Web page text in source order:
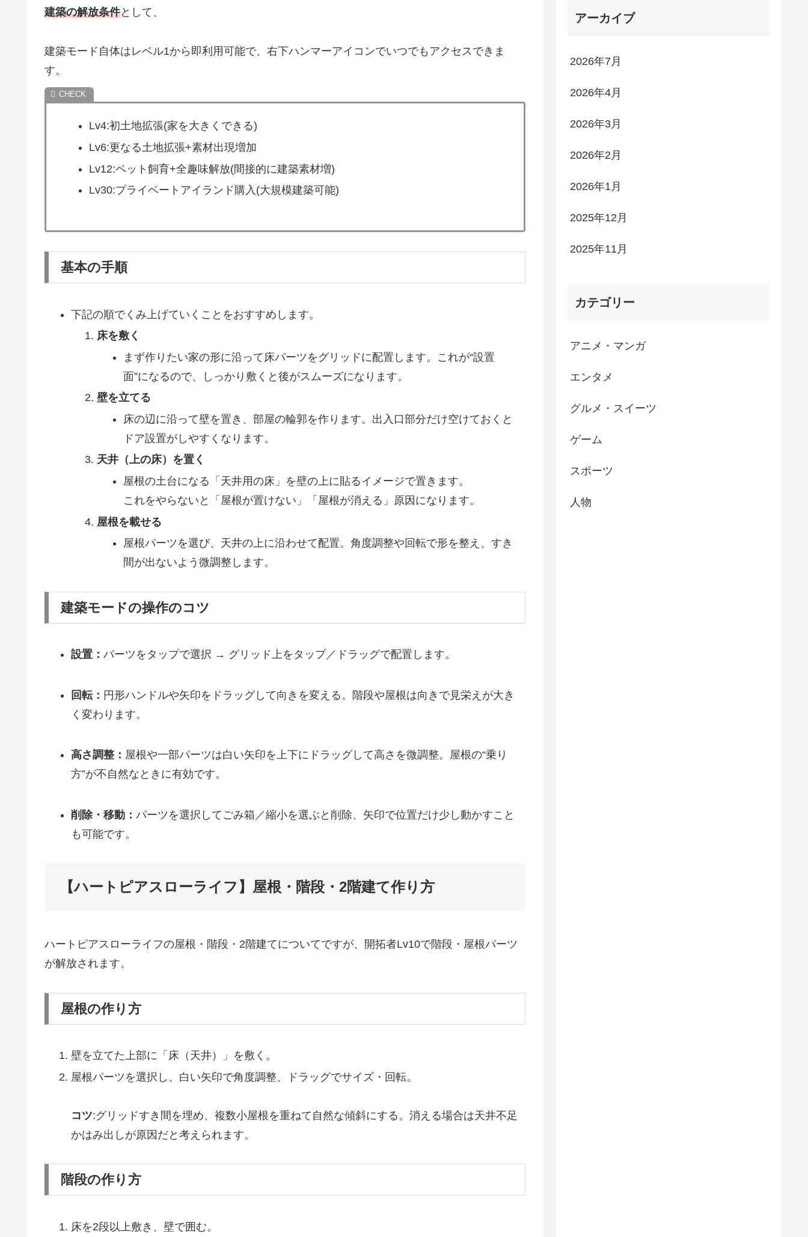
建築の解放条件として、
建築モード自体はレベル1から即利用可能で、右下ハンマーアイコンでいつでもアクセスできま
す。
Lv4:初土地拡張(家を大きくできる)
Lv6:更なる土地拡張+素材出現増加
Lv12:ペット飼育+全趣味解放(間接的に建築素材増)
​Lv30:プライベートアイランド購入(大規模建築可能)
基本の手順
下記の順でくみ上げていくことをおすすめします。
床を敷く
まず作りたい家の形に沿って床パーツをグリッドに配置します。これが“設置
面”になるので、しっかり敷くと後がスムーズになります。
壁を立てる
床の辺に沿って壁を置き、部屋の輪郭を作ります。出入口部分だけ空けておくと
ドア設置がしやすくなります。
天井（上の床）を置く
屋根の土台になる「天井用の床」を壁の上に貼るイメージで置きます。
これをやらないと「屋根が置けない」「屋根が消える」原因になります。
屋根を載せる
屋根パーツを選び、天井の上に沿わせて配置。角度調整や回転で形を整え、すき
間が出ないよう微調整します。
建築モードの操作のコツ
設置： パーツをタップで選択 → グリッド上をタップ／ドラッグで配置します。
回転： 円形ハンドルや矢印をドラッグして向きを変える。階段や屋根は向きで見栄えが大き
く変わります。
高さ調整： 屋根や一部パーツは白い矢印を上下にドラッグして高さを微調整。屋根の“乗り
方”が不自然なときに有効です。
削除・移動： パーツを選択してごみ箱／縮小を選ぶと削除、矢印で位置だけ少し動かすこと
も可能です。
【ハートピアスローライフ】屋根・階段・2階建て作り方
ハートピアスローライフの屋根・階段・2階建てについてですが、開拓者Lv10で階段・屋根パーツ
が解放されます。
屋根の作り方
壁を立てた上部に「床（天井）」を敷く。
屋根パーツを選択し、白い矢印で角度調整、ドラッグでサイズ・回転。
コツ:グリッドすき間を埋め、複数小屋根を重ねて自然な傾斜にする。消える場合は天井不足
かはみ出しが原因だと考えられます。​
階段の作り方
床を2段以上敷き、壁で囲む。
アーカイブ
2026年7月
2026年4月
2026年3月
2026年2月
2026年1月
2025年12月
2025年11月
カテゴリー
アニメ・マンガ
エンタメ
グルメ・スイーツ
ゲーム
スポーツ
人物